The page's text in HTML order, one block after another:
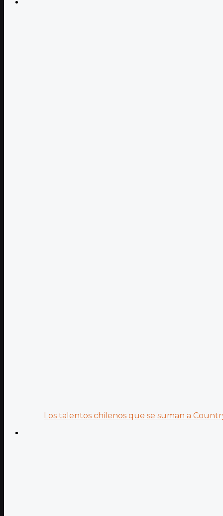
Los talentos chilenos que se suman a